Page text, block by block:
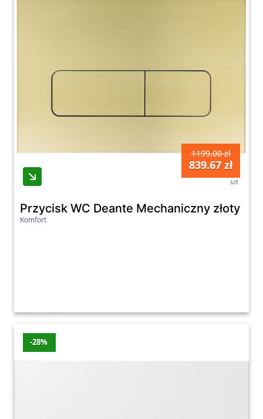
1199.00 zł
839.67 zł
szt
Przycisk WC Deante Mechaniczny złoty
Komfort
-28%